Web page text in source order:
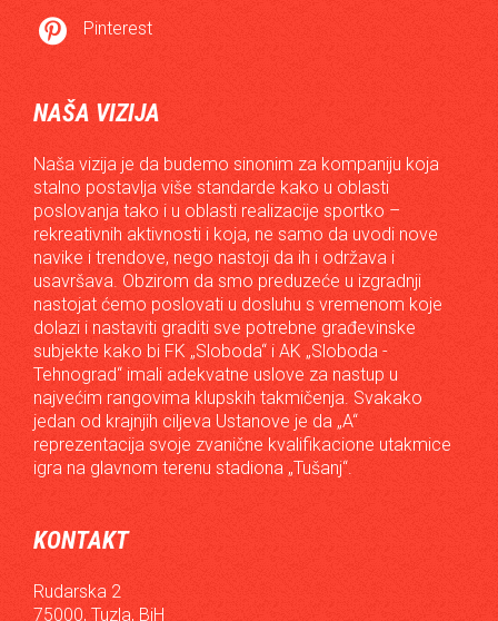
 Pinterest
NAŠA VIZIJA
Naša vizija je da budemo sinonim za kompaniju koja
stalno postavlja više standarde kako u oblasti
poslovanja tako i u oblasti realizacije sportko –
rekreativnih aktivnosti i koja, ne samo da uvodi nove
navike i trendove, nego nastoji da ih i održava i
usavršava. Obzirom da smo preduzeće u izgradnji
nastojat ćemo poslovati u dosluhu s vremenom koje
dolazi i nastaviti graditi sve potrebne građevinske
subjekte kako bi FK „Sloboda“ i AK „Sloboda -
Tehnograd“ imali adekvatne uslove za nastup u
najvećim rangovima klupskih takmičenja. Svakako
jedan od krajnjih ciljeva Ustanove je da „A“
reprezentacija svoje zvanične kvalifikacione utakmice
igra na glavnom terenu stadiona „Tušanj“.
KONTAKT
Rudarska 2
75000, Tuzla, BiH